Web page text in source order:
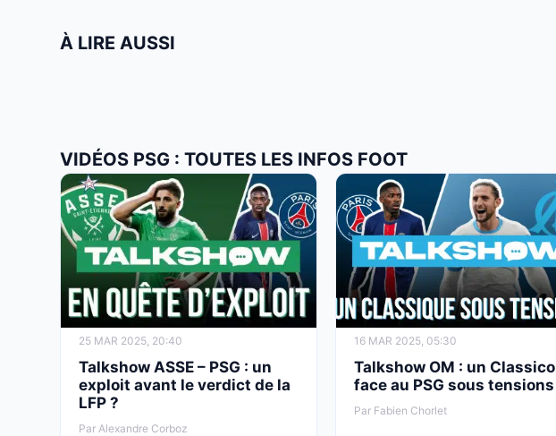
À LIRE AUSSI
VIDÉOS PSG : TOUTES LES INFOS FOOT
25 MAR 2025, 20:40
Talkshow ASSE – PSG : un
exploit avant le verdict de la
LFP ?
Par Alexandre Corboz
16 MAR 2025, 05:30
Talkshow OM : un Classico
face au PSG sous tensions
Par Fabien Chorlet